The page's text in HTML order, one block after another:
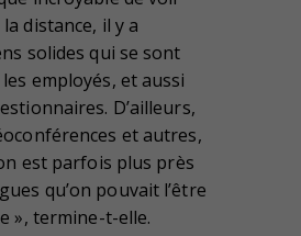
distance, il y a
solides qui se sont
employés, et aussi
D’ailleurs,
et autres,
est parfois plus près
qu’on pouvait l’être
», termine-t-elle.